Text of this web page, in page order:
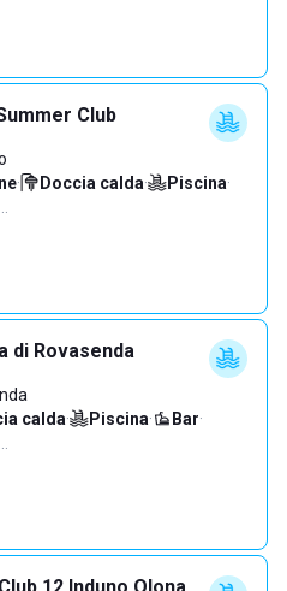
Club
· Doccia calda· Piscina·
di Rovasenda
calda· Piscina· Bar·